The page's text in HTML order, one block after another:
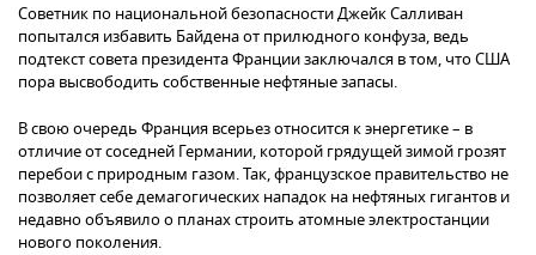
Советник по национальной безопасности Джейк Салливан
попытался избавить Байдена от прилюдного конфуза, ведь
подтекст совета президента Франции заключался в том, что США
пора высвободить собственные нефтяные запасы.
В свою очередь Франция всерьез относится к энергетике – в
отличие от соседней Германии, которой грядущей зимой грозят
перебои с природным газом. Так, французское правительство не
позволяет себе демагогических нападок на нефтяных гигантов и
недавно объявило о планах строить атомные электростанции
нового поколения.